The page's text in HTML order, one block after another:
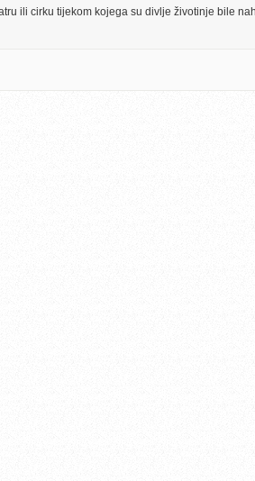
ili cirku tijekom kojega su divlje životinje bile